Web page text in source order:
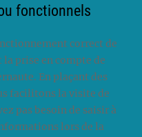
fonctionnels
correct de
prise en compte de
En plaçant des
facilitons la visite de
pas besoin de saisir à
lors de la